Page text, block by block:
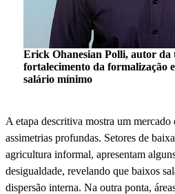
Erick Ohanesian Polli, autor da
fortalecimento da formalização
salário mínimo
A etapa descritiva mostra um
assimetrias profundas. Setores de
agricultura informal, apresentam
desigualdade, revelando que baixos
dispersão interna. Na outra ponta,